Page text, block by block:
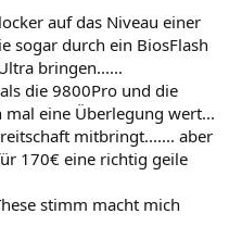
auf das Niveau einer
sogar durch ein BiosFlash
bringen......
die 9800Pro und die
eine Überlegung wert...
mitbringt....... aber
170€ eine richtig geile
stimm macht mich